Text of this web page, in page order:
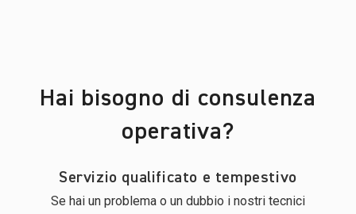
Hai bisogno di consulenza
operativa?
Servizio qualificato e tempestivo
Se hai un problema o un dubbio i nostri tecnici